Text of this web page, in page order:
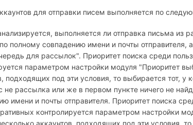
для отправки писем выполняется по
выполняется ли отправка письма из
полному совпадению имени и почты
для рассылок". Приоритет поиска среди
параметром настройки модуля "Приоритет
подходящих под эти условия, то выбирается тот, у
не рассылка или же в первом пункте ничего не
имени и почты отправителя. Приоритет поиска
контролируется параметром настройки